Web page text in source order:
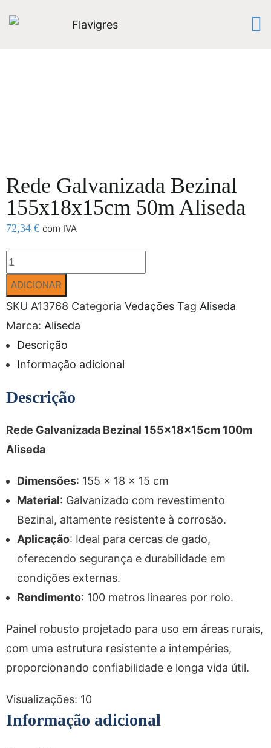
Rede Galvanizada Bezinal
155x18x15cm 50m Aliseda
72,34 € com IVA
ADICIONAR
SKU A13768 Categoria Vedações Tag Aliseda
Marca: Aliseda
Descrição
Informação adicional
Descrição
Rede Galvanizada Bezinal 155x18x15cm 100m
Aliseda
Dimensões: 155 x 18 x 15 cm
Material: Galvanizado com revestimento
Bezinal, altamente resistente à corrosão.
Aplicação: Ideal para cercas de gado,
oferecendo segurança e durabilidade em
condições externas.
Rendimento: 100 metros lineares por rolo.
Painel robusto projetado para uso em áreas rurais,
com uma estrutura resistente a intempéries,
proporcionando confiabilidade e longa vida útil.
Visualizações: 10
Informação adicional